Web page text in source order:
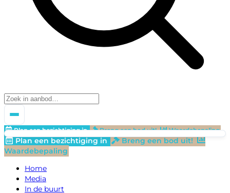
Plan een bezichtiging in Breng een bod uit! Waardebepaling
Plan een bezichtiging in
Breng een bod uit!
Waardebepaling
Home
Media
In de buurt